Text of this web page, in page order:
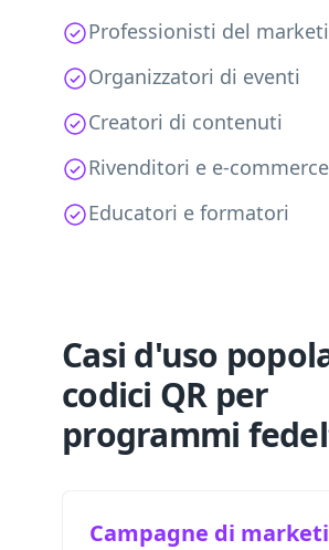
Professionisti del
Organizzatori di eventi
Creatori di contenuti
Rivenditori e e-commerce
Educatori e formatori
Casi d'uso
codici QR per
programmi
Campagne di